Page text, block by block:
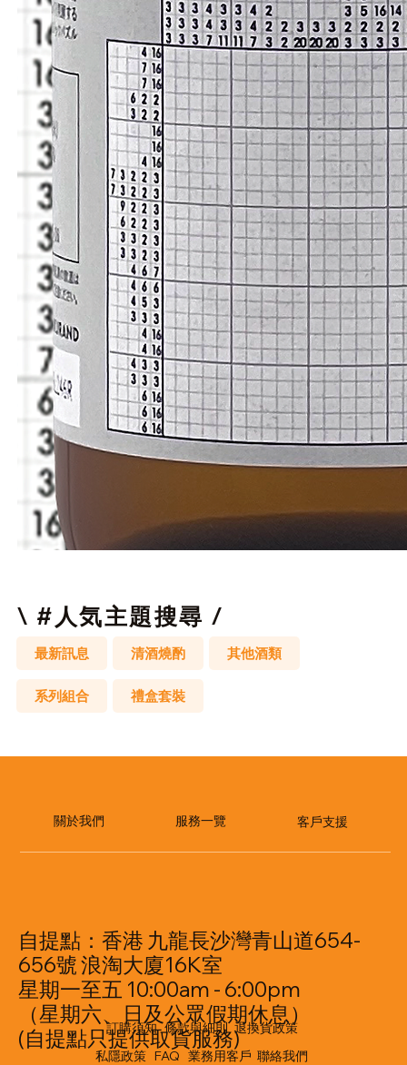
\ #人気主題搜尋 /
最新訊息 清酒燒酌 其他酒類
系列組合 禮盒套裝
關於我們 ​服務一覽 客戶支援
自提點：香港 九龍長沙灣青山道654-
656號 浪淘大廈16K室
星期一至五 10:00am - 6:00pm
（星期六、日及公眾假期休息）
(自提點只提供取貨服務)
訂購須知 條款與細則 退換貨政策
私隱政策 FAQ 業務用客戶 聯絡我們